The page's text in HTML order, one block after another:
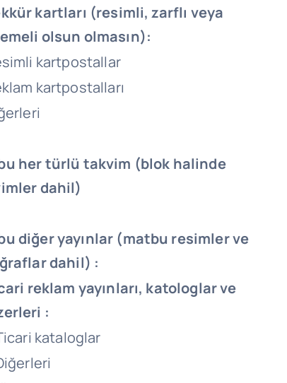
kartları (resimli, zarflı veya
olsun olmasın):
kartpostallar
kartpostalları
her türlü takvim (blok halinde
dahil)
diğer yayınlar (matbu resimler ve
dahil) :
reklam yayınları, katologlar ve
:
kataloglar